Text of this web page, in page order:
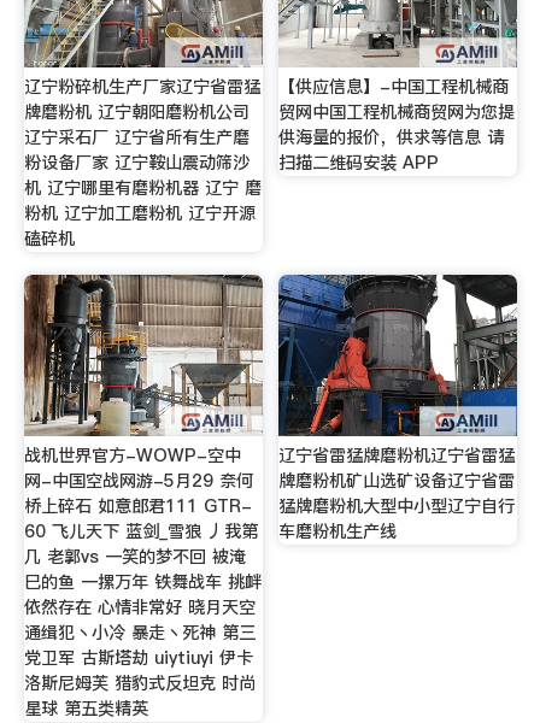
辽宁粉碎机生产厂家辽宁省雷猛
牌磨粉机 辽宁朝阳磨粉机公司
辽宁采石厂 辽宁省所有生产磨
粉设备厂家 辽宁鞍山震动筛沙
机 辽宁哪里有磨粉机器 辽宁 磨
粉机 辽宁加工磨粉机 辽宁开源
磕碎机
【供应信息】-中国工程机械商
贸网中国工程机械商贸网为您提
供海量的报价，供求等信息 请
扫描二维码安装 APP
战机世界官方-WOWP-空中
网-中国空战网游-5月29 奈何
桥上碎石 如意郎君111 GTR-
60 飞儿天下 蓝剑_雪狼 丿我第
几 老郭vs 一笑的梦不回 被淹
巳的鱼 一摞万年 铁舞战车 挑衅
依然存在 心情非常好 晓月天空
通缉犯丶小冷 暴走丶死神 第三
党卫军 古斯塔劫 uiytiuyi 伊卡
洛斯尼姆芙 猎豹式反坦克 时尚
星球 第五类精英
辽宁省雷猛牌磨粉机辽宁省雷猛
牌磨粉机矿山选矿设备辽宁省雷
猛牌磨粉机大型中小型辽宁自行
车磨粉机生产线